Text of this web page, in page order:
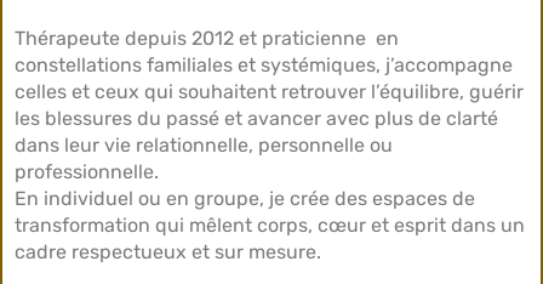
Thérapeute depuis 2012 et praticienne en
constellations familiales et systémiques, j’accompagne
celles et ceux qui souhaitent retrouver l’équilibre, guérir
les blessures du passé et avancer avec plus de clarté
dans leur vie relationnelle, personnelle ou
professionnelle.
En individuel ou en groupe, je crée des espaces de
transformation qui mêlent corps, cœur et esprit dans un
cadre respectueux et sur mesure.